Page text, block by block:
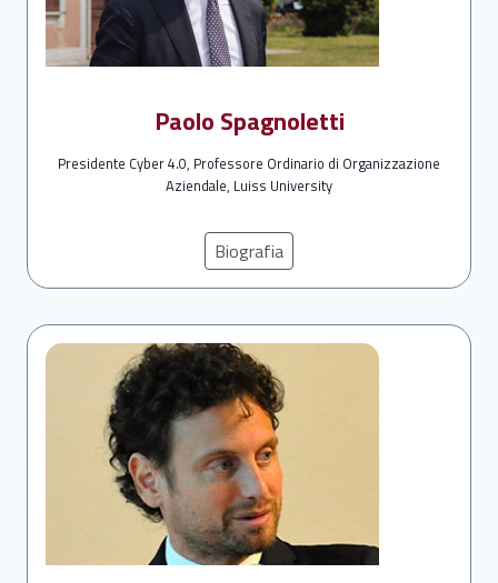
Paolo Spagnoletti
Presidente Cyber 4.0, Professore Ordinario di Organizzazione
Aziendale, Luiss University
Biografia